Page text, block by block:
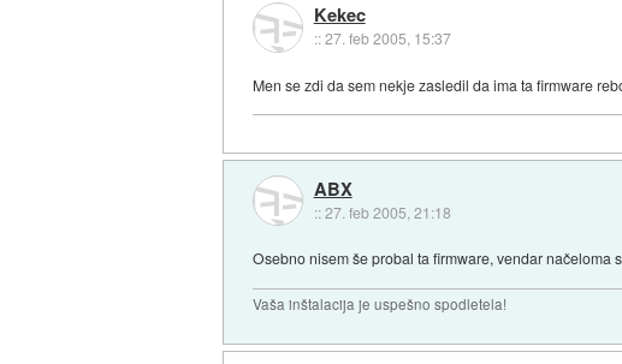
Kekec
::27. feb 2005, 15:37
Men se zdi da sem nekje zasledil da ima ta firmware
ABX
::27. feb 2005, 21:18
Osebno nisem še probal ta firmware, vendar načeloma
Vaša inštalacija je uspešno spodletela!